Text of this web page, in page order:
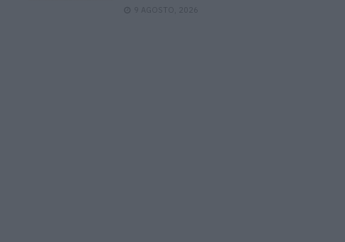
9 AGOSTO, 2026